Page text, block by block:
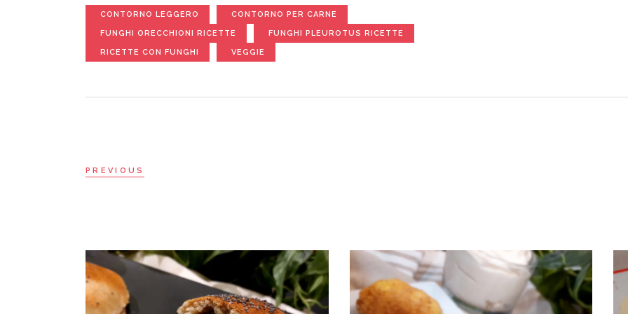
CONTORNO LEGGERO CONTORNO PER CARNE
FUNGHI ORECCHIONI RICETTE FUNGHI PLEUROTUS RICETTE
RICETTE CON FUNGHI VEGGIE
PREVIOUS